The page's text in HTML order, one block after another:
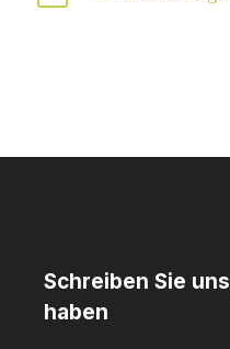
Schreiben Sie
haben